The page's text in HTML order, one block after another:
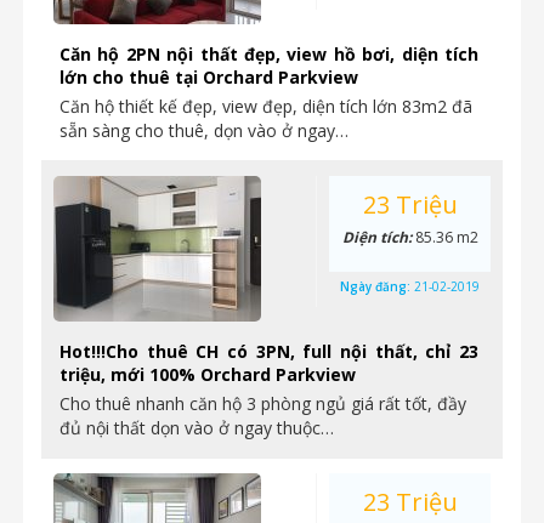
Căn hộ 2PN nội thất đẹp, view hồ bơi, diện tích
lớn cho thuê tại Orchard Parkview
Căn hộ thiết kế đẹp, view đẹp, diện tích lớn 83m2 đã
sẵn sàng cho thuê, dọn vào ở ngay…
Hot!!!Cho thuê CH có 3PN, full nội thất, chỉ 23
triệu, mới 100% Orchard Parkview
Cho thuê nhanh căn hộ 3 phòng ngủ giá rất tốt, đầy
đủ nội thất dọn vào ở ngay thuộc…
23 Triệu
Diện tích:85.36 m2
Ngày đăng: 21-02-2019
23 Triệu